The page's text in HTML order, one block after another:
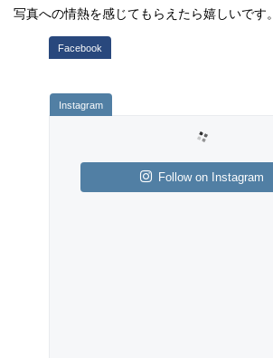
写真への情熱を感じてもらえたら嬉しいです。
Follow on Instagram